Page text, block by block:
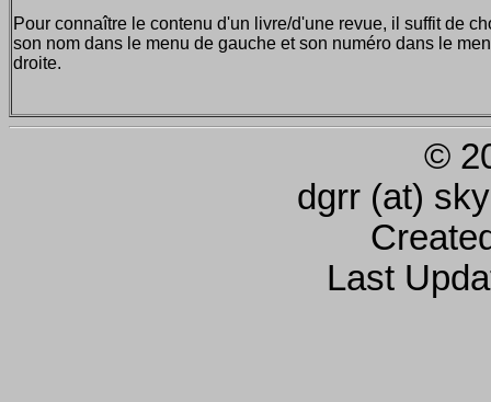
Pour connaître le contenu d'un livre/d'une revue, il suffit de
son nom dans le menu de gauche et son numéro dans le
droite.
©
dgrr (at)
Last